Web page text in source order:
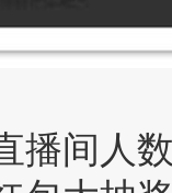
间人数